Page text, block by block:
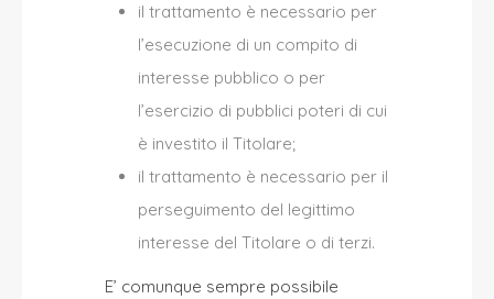
il trattamento è necessario per
l’esecuzione di un compito di
interesse pubblico o per
l’esercizio di pubblici poteri di cui
è investito il Titolare;
il trattamento è necessario per il
perseguimento del legittimo
interesse del Titolare o di terzi.
E’ comunque sempre possibile